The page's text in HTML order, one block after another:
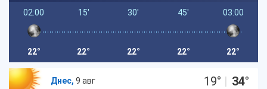
02:00
22°
15'
22°
30'
22°
45'
22°
03:00
22°
Днес, 9 авг
19° | 34°